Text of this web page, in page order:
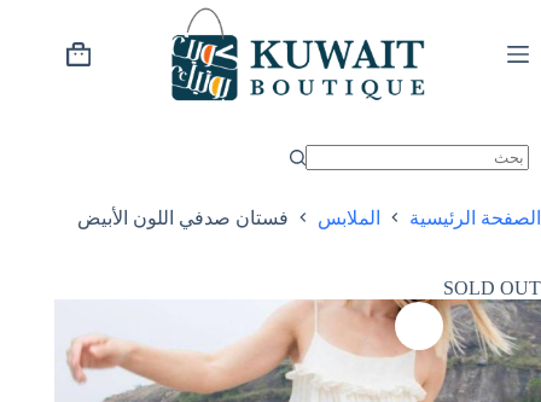
المحتوى
عربة
الصفحة الرئيسية الملابس فستان صدفي اللون الأبيض
SOLD OUT